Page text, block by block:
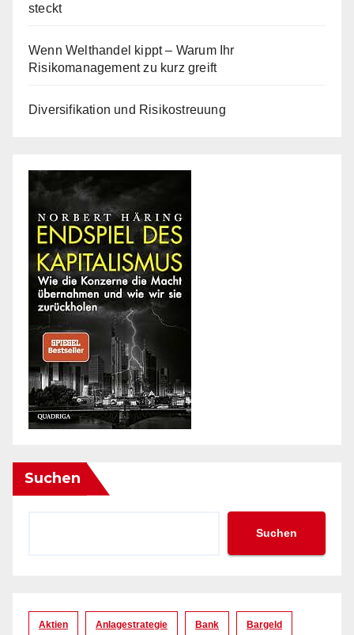
steckt
Wenn Welthandel kippt – Warum Ihr
Risikomanagement zu kurz greift
Diversifikation und Risikostreuung
Suchen
Suchen
Aktien Anlagestrategie Bank Bargeld